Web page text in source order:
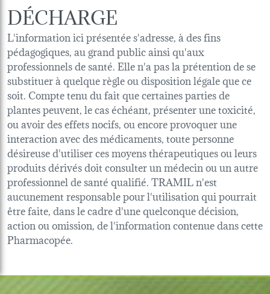
DÉCHARGE
L'information ici présentée s'adresse, à des fins
pédagogiques, au grand public ainsi qu'aux
professionnels de santé. Elle n'a pas la prétention de se
substituer à quelque règle ou disposition légale que ce
soit. Compte tenu du fait que certaines parties de
plantes peuvent, le cas échéant, présenter une toxicité,
ou avoir des effets nocifs, ou encore provoquer une
interaction avec des médicaments, toute personne
désireuse d'utiliser ces moyens thérapeutiques ou leurs
produits dérivés doit consulter un médecin ou un autre
professionnel de santé qualifié. TRAMIL n'est
aucunement responsable pour l'utilisation qui pourrait
être faite, dans le cadre d'une quelconque décision,
action ou omission, de l'information contenue dans cette
Pharmacopée.